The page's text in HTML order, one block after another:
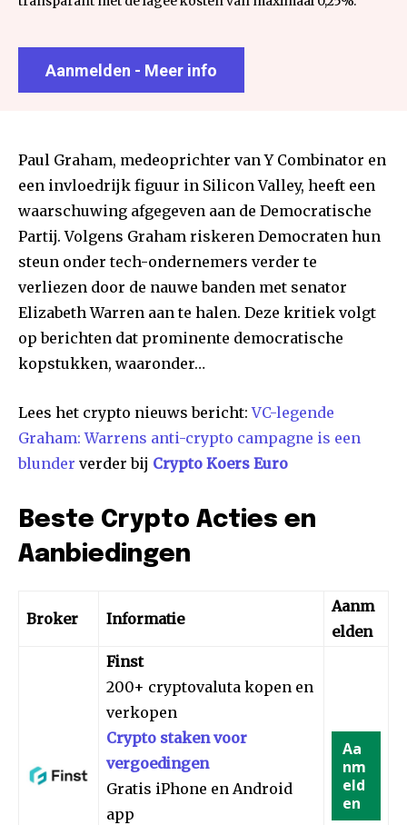
Aanmelden - Meer info
Paul Graham, medeoprichter van Y Combinator en
een invloedrijk figuur in Silicon Valley, heeft een
waarschuwing afgegeven aan de Democratische
Partij. Volgens Graham riskeren Democraten hun
steun onder tech-ondernemers verder te
verliezen door de nauwe banden met senator
Elizabeth Warren aan te halen. Deze kritiek volgt
op berichten dat prominente democratische
kopstukken, waaronder…
Lees het crypto nieuws bericht:VC-legende
Graham: Warrens anti-crypto campagne is een
blunder verder bij Crypto Koers Euro
Beste Crypto Acties en
Aanbiedingen
Broker Informatie
Aanm
elden
Finst
200+ cryptovaluta kopen en
verkopen
Crypto staken voor
vergoedingen
Gratis iPhone en Android
app
Aa
nm
eld
en